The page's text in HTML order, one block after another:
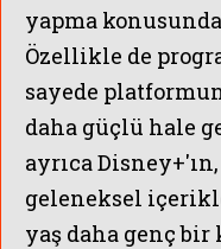
yapma
Özellikle de
sayede
daha güçlü hale
ayrıca
geleneksel
yaş daha genç